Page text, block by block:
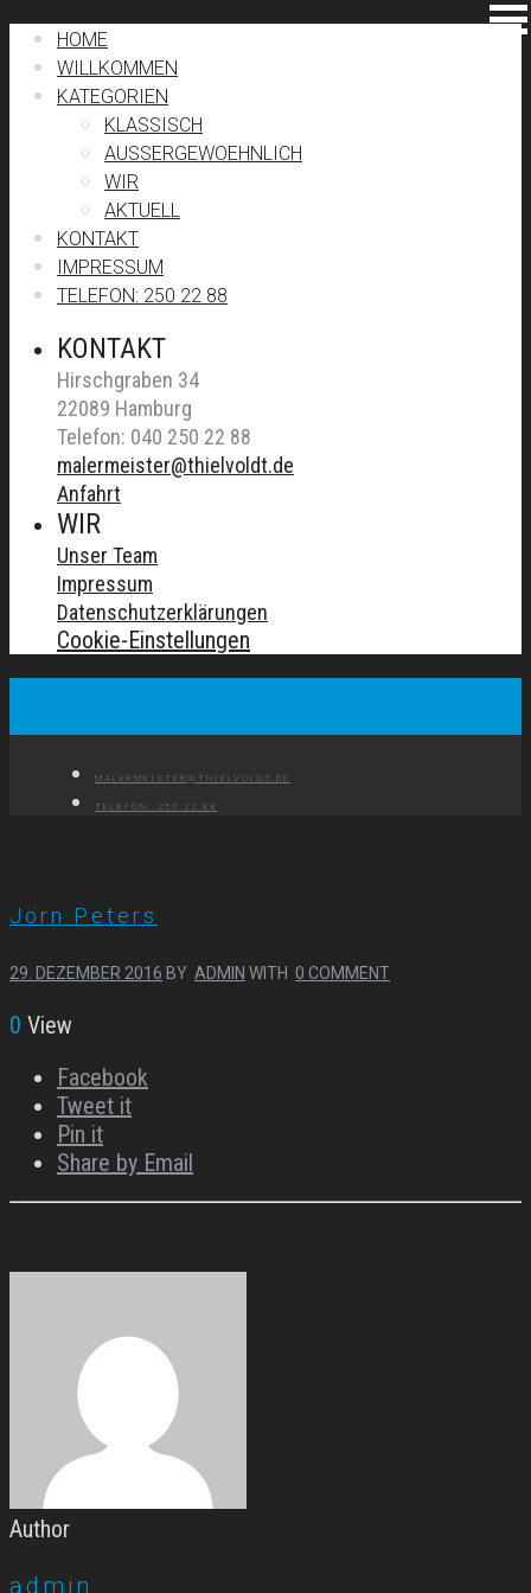
HOME
WILLKOMMEN
KATEGORIEN
KLASSISCH
AUSSERGEWOEHNLICH
WIR
AKTUELL
KONTAKT
IMPRESSUM
TELEFON: 250 22 88
KONTAKT
Hirschgraben 34
22089 Hamburg
Telefon: 040 250 22 88
malermeister@thielvoldt.de
Anfahrt
WIR
Unser Team
Impressum
Datenschutzerklärungen
Cookie-Einstellungen
MALERMEISTER@THIELVOLDT.DE
TELEFON: 250 22 88
Jörn Peters
29. DEZEMBER 2016 BY ADMIN WITH 0 COMMENT
0 View
Facebook
Tweet it
Pin it
Share by Email
Author
admin